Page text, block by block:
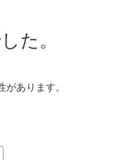
た。
あります。